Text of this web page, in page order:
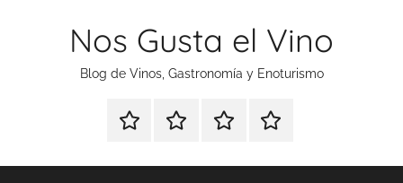
Nos Gusta el Vino
Blog de Vinos, Gastronomía y Enoturismo
Especial
Tonics
Enoturismo
Gastronomía
RankingContacto